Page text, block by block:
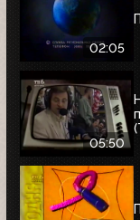
02:05
05:50